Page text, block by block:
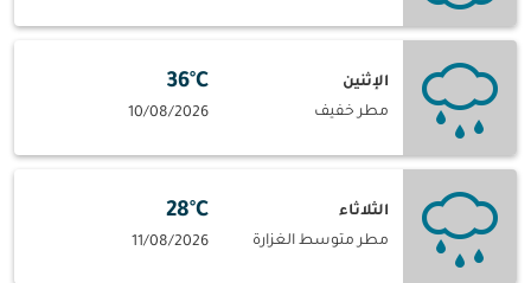
الإثنين
مطر خفيف
36°C
10/08/2026
الثلاثاء
مطر متوسط الغزارة
28°C
11/08/2026